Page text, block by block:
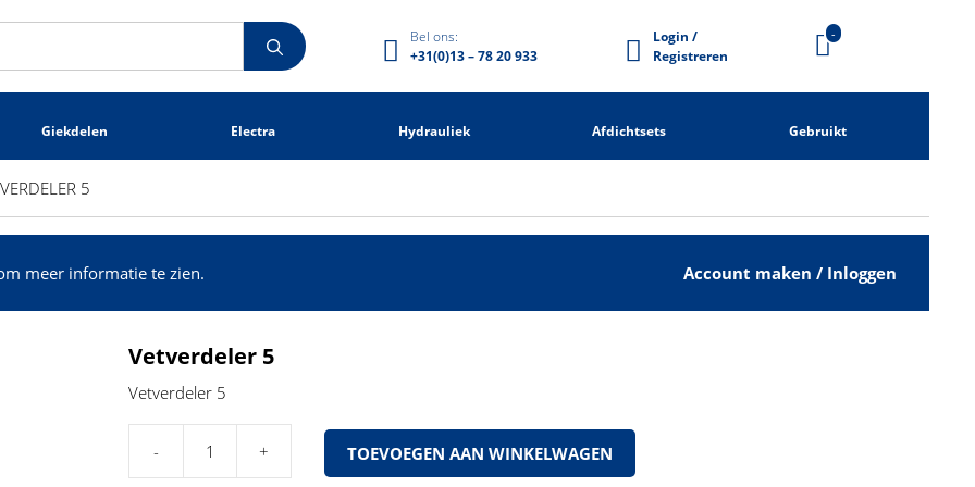
Bel ons:
+31(0)13 – 78 20 933
Login /
Registreren
-
Giekdelen Electra Hydrauliek Afdichtsets Gebruikt
5
Account maken / Inloggen
meer informatie te zien.
Vetverdeler 5
Vetverdeler 5
Vetverdeler
TOEVOEGEN AAN WINKELWAGEN